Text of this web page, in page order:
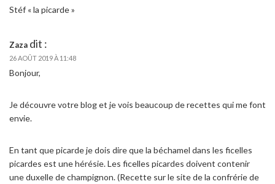
Stéf « la picarde »
Zaza dit :
26 AOÛT 2019 À 11:48
Bonjour,
Je découvre votre blog et je vois beaucoup de recettes qui me font
envie.
En tant que picarde je dois dire que la béchamel dans les ficelles
picardes est une hérésie. Les ficelles picardes doivent contenir
une duxelle de champignon. (Recette sur le site de la confrérie de